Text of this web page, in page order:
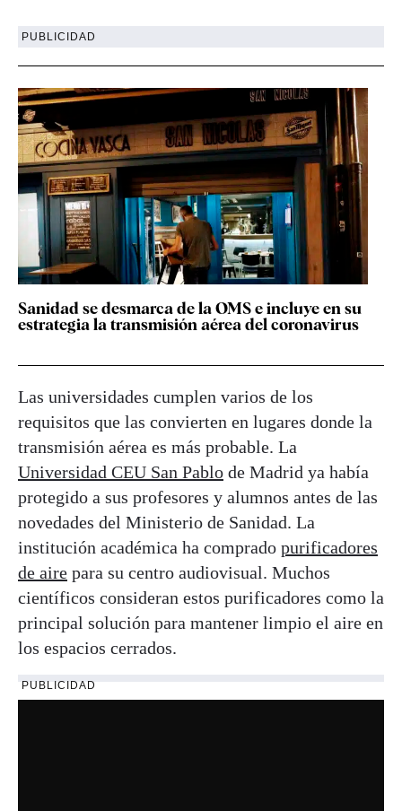
PUBLICIDAD
Sanidad se desmarca de la OMS e incluye en su
estrategia la transmisión aérea del coronavirus
Las universidades cumplen varios de los
requisitos que las convierten en lugares donde la
transmisión aérea es más probable. La
Universidad CEU San Pablo de Madrid ya había
protegido a sus profesores y alumnos antes de las
novedades del Ministerio de Sanidad. La
institución académica ha comprado purificadores
de aire para su centro audiovisual. Muchos
científicos consideran estos purificadores como la
principal solución para mantener limpio el aire en
los espacios cerrados.
PUBLICIDAD